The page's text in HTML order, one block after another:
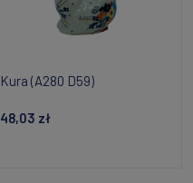
Kura (A280 D59)
48,03 zł